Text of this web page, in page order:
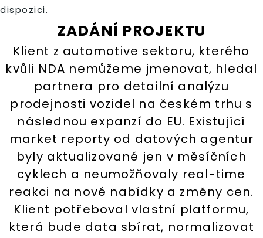
dispozici.
ZADÁNÍ PROJEKTU
Klient z automotive sektoru, kterého
kvůli NDA nemůžeme jmenovat, hledal
partnera pro detailní analýzu
prodejnosti vozidel na českém trhu s
následnou expanzí do EU. Existující
market reporty od datových agentur
byly aktualizované jen v měsíčních
cyklech a neumožňovaly real-time
reakci na nové nabídky a změny cen.
Klient potřeboval vlastní platformu,
která bude data sbírat, normalizovat